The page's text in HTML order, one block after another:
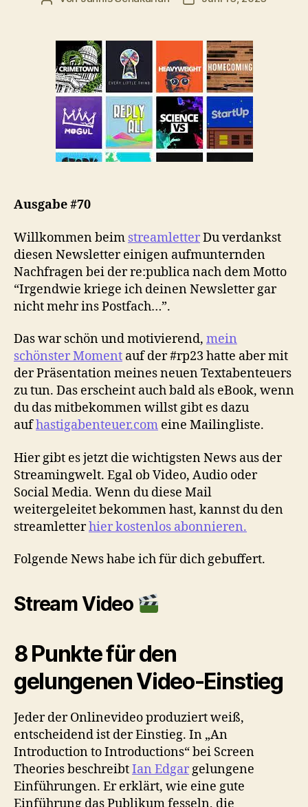
Ausgabe #70
Willkommen beim streamletterDu verdankst
diesen Newsletter einigen aufmunternden
Nachfragen bei der re:publica nach dem Motto
“Irgendwie kriege ich deinen Newsletter gar
nicht mehr ins Postfach…”.
Das war schön und motivierend, mein
schönster Moment auf der #rp23 hatte aber mit
der Präsentation meines neuen Textabenteuers
zu tun. Das erscheint auch bald als eBook, wenn
du das mitbekommen willst gibt es dazu
aufhastigabenteuer.com eine Mailingliste.
Hier gibt es jetzt die wichtigsten News aus der
Streamingwelt. Egal ob Video, Audio oder
Social Media. Wenn du diese Mail
weitergeleitet bekommen hast, kannst du den
streamletterhier kostenlos abonnieren.
Folgende News habe ich für dich gebuffert.
Stream Video
8 Punkte für den
gelungenen Video-Einstieg
Jeder der Onlinevideo produziert weiß,
entscheidend ist der Einstieg. In „An
Introduction to Introductions“ bei Screen
Theories beschreibtIan Edgargelungene
Einführungen. Er erklärt, wie eine gute